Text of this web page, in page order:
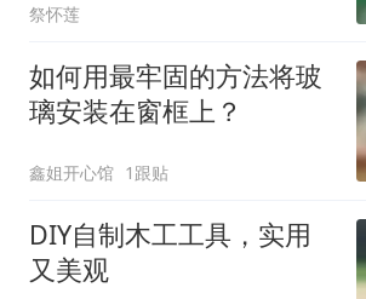
祭怀莲
如何用最牢固的方法将玻
璃安装在窗框上？
鑫姐开心馆 1跟贴
DIY自制木工工具，实用
又美观